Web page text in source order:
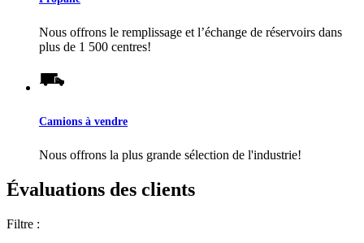
Nous offrons le remplissage et l’échange de réservoirs dans
plus de 1 500 centres!
Camions à vendre
Nous offrons la plus grande sélection de l'industrie!
Évaluations des clients
Filtre :